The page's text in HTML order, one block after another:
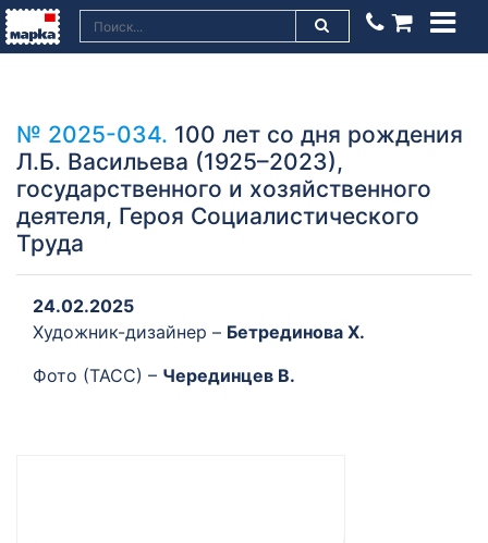
№ 2025-034. 100 лет со дня рождения
Л.Б. Васильева (1925–2023),
государственного и хозяйственного
деятеля, Героя Социалистического
Труда
24.02.2025
Художник-дизайнер – Бетрединова Х.
Фото (ТАСС) – Черединцев В.